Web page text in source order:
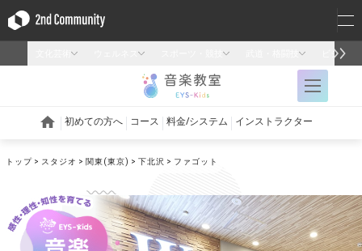
トップ スタジオ 関東(東京) 下北沢 ファゴット